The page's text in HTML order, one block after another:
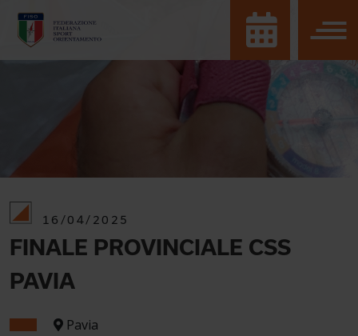
16/04/2025
FINALE PROVINCIALE CSS
PAVIA
Pavia